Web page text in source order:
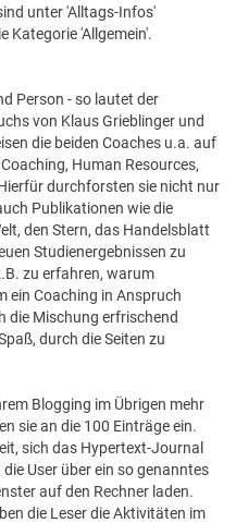
unter 'Alltags-Infos'
Kategorie 'Allgemein'.
Person - so lautet der
von Klaus Grieblinger und
die beiden Coaches u.a. auf
Human Resources,
durchforsten sie nicht nur
Publikationen wie die
den Stern, das Handelsblatt
Studienergebnissen zu
zu erfahren, warum
ein Coaching in Anspruch
die Mischung erfrischend
durch die Seiten zu
Blogging im Übrigen mehr
sie an die 100 Einträge ein.
sich das Hypertext-Journal
User über ein so genanntes
auf den Rechner laden.
die Leser die Aktivitäten im